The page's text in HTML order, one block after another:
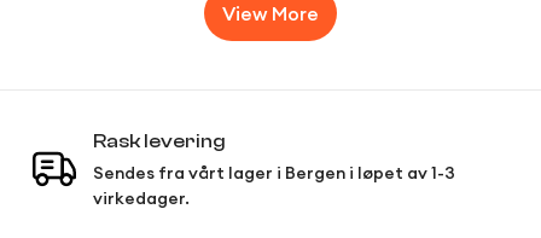
View More
Rask levering
Sendes fra vårt lager i Bergen i løpet av 1-3
virkedager.